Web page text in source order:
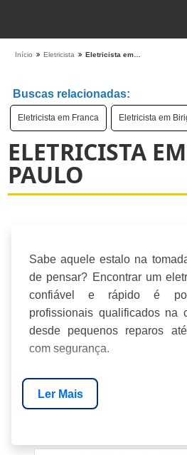
Início Eletricista
Buscas relacionadas:
Eletricista em Franca Eletricista em
ELETRICISTA
PAULO
Sabe aquele estalo na
de pensar? Encontrar um
confiável e rápido é
profissionais qualificados na
desde pequenos reparos
com segurança.
Em um ambiente urbano tão
elétricos reais, saber
Ler Mais